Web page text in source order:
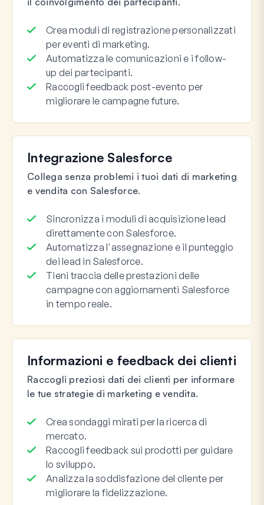
Crea moduli di registrazione personalizzati
per eventi di marketing.
Automatizza le comunicazioni e i follow-
up dei partecipanti.
Raccogli feedback post-evento per
migliorare le campagne future.
Integrazione Salesforce
Collega senza problemi i tuoi dati di marketing
e vendita con Salesforce.
Sincronizza i moduli di acquisizione lead
direttamente con Salesforce.
Automatizza l'assegnazione e il punteggio
dei lead in Salesforce.
Tieni traccia delle prestazioni delle
campagne con aggiornamenti Salesforce
in tempo reale.
Informazioni e feedback dei clienti
Raccogli preziosi dati dei clienti per informare
le tue strategie di marketing e vendita.
Crea sondaggi mirati per la ricerca di
mercato.
Raccogli feedback sui prodotti per guidare
lo sviluppo.
Analizza la soddisfazione del cliente per
migliorare la fidelizzazione.